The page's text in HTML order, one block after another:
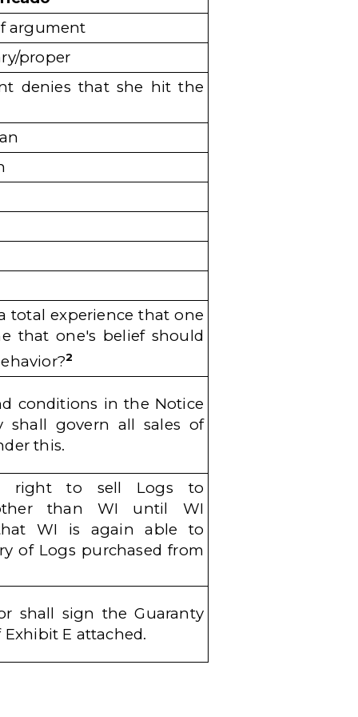
argument
proper
denies that she hit the
total experience that one
that one's belief should
2
conditions in the Notice
shall govern all sales of
this.
right to sell Logs to
than WI until WI
WI is again able to
of Logs purchased from
shall sign the Guaranty
E attached.